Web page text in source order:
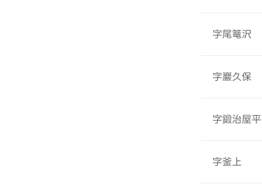
字尾篭沢
字巖久保
字鍛治屋平
字釜上